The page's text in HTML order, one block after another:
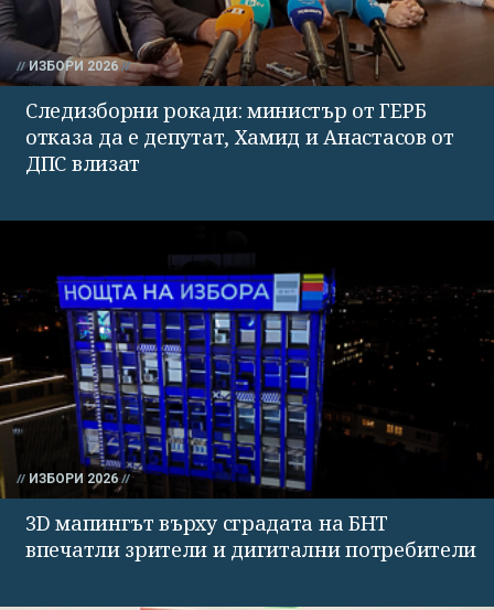
ИЗБОРИ 2026
Следизборни рокади: министър от ГЕРБ
отказа да е депутат, Хамид и Анастасов от
ДПС влизат
ИЗБОРИ 2026
3D мапингът върху сградата на БНТ
впечатли зрители и дигитални потребители